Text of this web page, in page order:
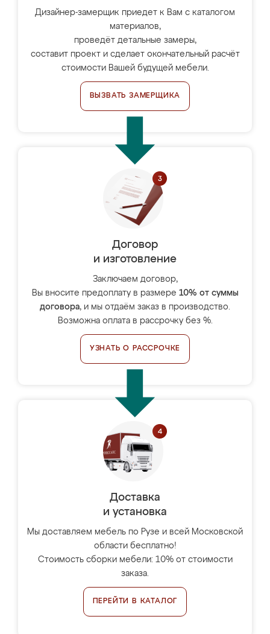
Дизайнер-замерщик приедет к Вам с каталогом
материалов,
проведёт детальные замеры,
составит проект и сделает окончательный расчёт
стоимости Вашей будущей мебели.
ВЫЗВАТЬ ЗАМЕРЩИКА
Договор
и изготовление
Заключаем договор,
Вы вносите предоплату в размере 10% от суммы
договора, и мы отдаём заказ в производство.
Возможна оплата в рассрочку без %.
УЗНАТЬ О РАССРОЧКЕ
Доставка
и установка
Мы доставляем мебель по Рузе и всей Московской
области бесплатно!
Стоимость сборки мебели: 10% от стоимости
заказа.
ПЕРЕЙТИ В КАТАЛОГ